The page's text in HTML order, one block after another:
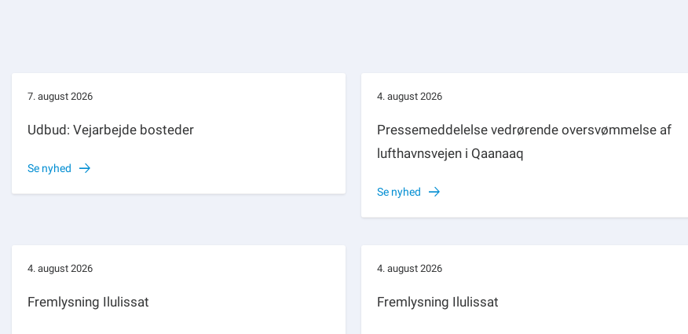
7. august 2026
Udbud: Vejarbejde bosteder
Se nyhed
4. august 2026
Pressemeddelelse vedrørende oversvømmelse af
lufthavnsvejen i Qaanaaq
Se nyhed
4. august 2026
Fremlysning Ilulissat
4. august 2026
Fremlysning Ilulissat